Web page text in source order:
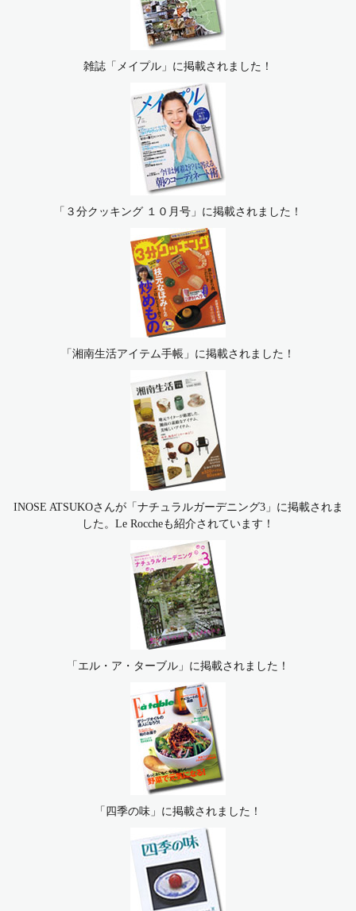
雑誌「メイプル」に掲載されました！
「３分クッキング １０月号」に掲載されました！
「湘南生活アイテム手帳」に掲載されました！
INOSE ATSUKOさんが「ナチュラルガーデニング3」に掲載されま
した。Le Roccheも紹介されています！
「エル・ア・ターブル」に掲載されました！
「四季の味」に掲載されました！